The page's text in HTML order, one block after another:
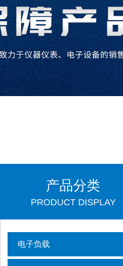
产品分类
PRODUCT DISPLAY
电子负载